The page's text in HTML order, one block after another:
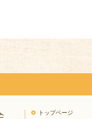
トップページ